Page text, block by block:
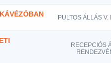
PULTOS ÁLLÁS
RECEPCIÓS